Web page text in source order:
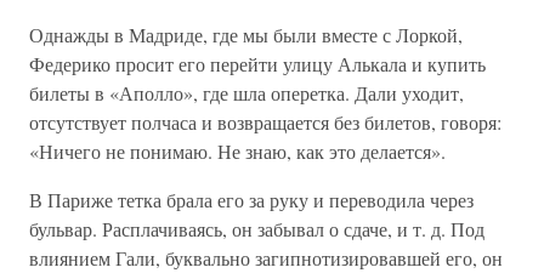
Однажды в Мадриде, где мы были вместе с Лоркой,
Федерико просит его перейти улицу Алькала и купить
билеты в «Аполло», где шла оперетка. Дали уходит,
отсутствует полчаса и возвращается без билетов, говоря:
«Ничего не понимаю. Не знаю, как это делается».
В Париже тетка брала его за руку и переводила через
бульвар. Расплачиваясь, он забывал о сдаче, и т. д. Под
влиянием Гали, буквально загипнотизировавшей его, он